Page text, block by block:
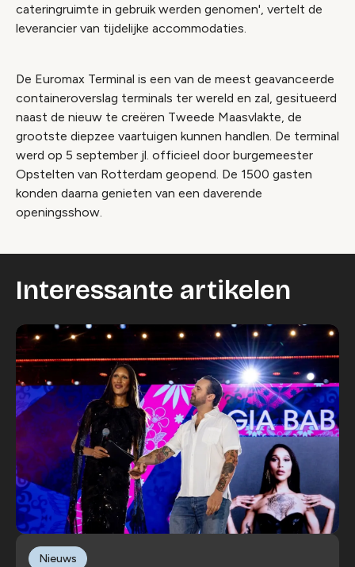
cateringruimte in gebruik werden genomen', vertelt de
leverancier van tijdelijke accommodaties.
De Euromax Terminal is een van de meest geavanceerde
containeroverslag terminals ter wereld en zal, gesitueerd
naast de nieuw te creëren Tweede Maasvlakte, de
grootste diepzee vaartuigen kunnen handlen. De terminal
werd op 5 september jl. officieel door burgemeester
Opstelten van Rotterdam geopend. De 1500 gasten
konden daarna genieten van een daverende
openingsshow.
Interessante artikelen
Nieuws